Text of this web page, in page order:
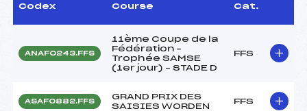
Codex Course Cat.
ANAF0243.FFS
11ème Coupe de la
Fédération –
Trophée SAMSE
(1er jour) – STADE D
FFS
ASAF0882.FFS
GRAND PRIX DES
SAISIES WORDEN
FFS